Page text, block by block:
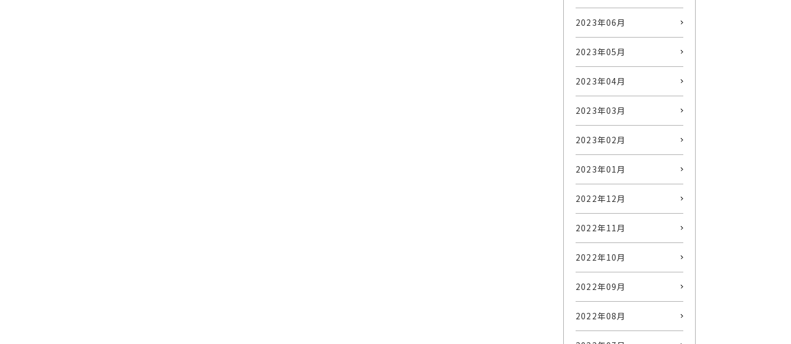
2023年06月
2023年05月
2023年04月
2023年03月
2023年02月
2023年01月
2022年12月
2022年11月
2022年10月
2022年09月
2022年08月